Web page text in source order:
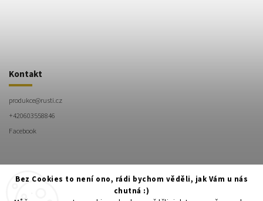
Bez Cookies to není ono, rádi bychom věděli, jak Vám u nás
chutná :)
Kontakt
produkce@rusti.cz
+420603558846
Facebook